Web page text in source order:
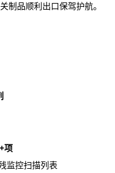
制品顺利出口保驾护航。
项
监控扫描列表